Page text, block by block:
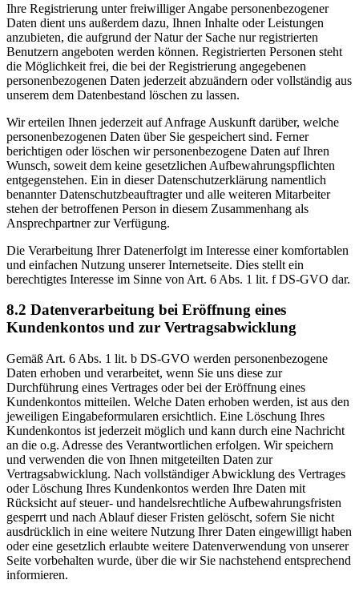
Ihre Registrierung unter freiwilliger Angabe personenbezogener
Daten dient uns außerdem dazu, Ihnen Inhalte oder Leistungen
anzubieten, die aufgrund der Natur der Sache nur registrierten
Benutzern angeboten werden können. Registrierten Personen steht
die Möglichkeit frei, die bei der Registrierung angegebenen
personenbezogenen Daten jederzeit abzuändern oder vollständig aus
unserem dem Datenbestand löschen zu lassen.
Wir erteilen Ihnen jederzeit auf Anfrage Auskunft darüber, welche
personenbezogenen Daten über Sie gespeichert sind. Ferner
berichtigen oder löschen wir personenbezogene Daten auf Ihren
Wunsch, soweit dem keine gesetzlichen Aufbewahrungspflichten
entgegenstehen. Ein in dieser Datenschutzerklärung namentlich
benannter Datenschutzbeauftragter und alle weiteren Mitarbeiter
stehen der betroffenen Person in diesem Zusammenhang als
Ansprechpartner zur Verfügung.
Die Verarbeitung Ihrer Datenerfolgt im Interesse einer komfortablen
und einfachen Nutzung unserer Internetseite. Dies stellt ein
berechtigtes Interesse im Sinne von Art. 6 Abs. 1 lit. f DS-GVO dar.
8.2 Datenverarbeitung bei Eröffnung eines
Kundenkontos und zur Vertragsabwicklung
Gemäß Art. 6 Abs. 1 lit. b DS-GVO werden personenbezogene
Daten erhoben und verarbeitet, wenn Sie uns diese zur
Durchführung eines Vertrages oder bei der Eröffnung eines
Kundenkontos mitteilen. Welche Daten erhoben werden, ist aus den
jeweiligen Eingabeformularen ersichtlich. Eine Löschung Ihres
Kundenkontos ist jederzeit möglich und kann durch eine Nachricht
an die o.g. Adresse des Verantwortlichen erfolgen. Wir speichern
und verwenden die von Ihnen mitgeteilten Daten zur
Vertragsabwicklung. Nach vollständiger Abwicklung des Vertrages
oder Löschung Ihres Kundenkontos werden Ihre Daten mit
Rücksicht auf steuer- und handelsrechtliche Aufbewahrungsfristen
gesperrt und nach Ablauf dieser Fristen gelöscht, sofern Sie nicht
ausdrücklich in eine weitere Nutzung Ihrer Daten eingewilligt haben
oder eine gesetzlich erlaubte weitere Datenverwendung von unserer
Seite vorbehalten wurde, über die wir Sie nachstehend entsprechend
informieren.